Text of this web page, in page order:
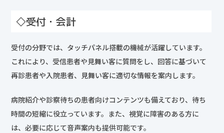
◇受付・会計
受付の分野では、タッチパネル搭載の機械が活躍しています。
これにより、受信患者や見舞い客に質問をし、回答に基づいて
再診患者や入院患者、見舞い客に適切な情報を案内します。
病院紹介や診察待ちの患者向けコンテンツも備えており、待ち
時間の短縮に役立っています。また、視覚に障害のある方に
は、必要に応じて音声案内も提供可能です。